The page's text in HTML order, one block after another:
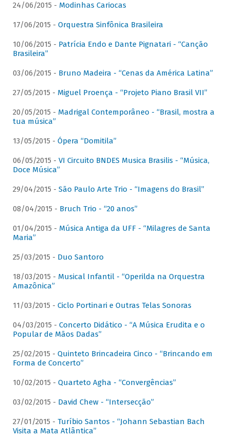
24/06/2015 - Modinhas Cariocas
17/06/2015 - Orquestra Sinfônica Brasileira
10/06/2015 - Patrícia Endo e Dante Pignatari - “Canção
Brasileira”
03/06/2015 - Bruno Madeira - “Cenas da América Latina”
27/05/2015 - Miguel Proença - “Projeto Piano Brasil VII”
20/05/2015 - Madrigal Contemporâneo - “Brasil, mostra a
tua música”
13/05/2015 - Ópera “Domitila”
06/05/2015 - VI Circuito BNDES Musica Brasilis - “Música,
Doce Música”
29/04/2015 - São Paulo Arte Trio - “Imagens do Brasil”
08/04/2015 - Bruch Trio - “20 anos”
01/04/2015 - Música Antiga da UFF - “Milagres de Santa
Maria”
25/03/2015 - Duo Santoro
18/03/2015 - Musical Infantil - “Operilda na Orquestra
Amazônica”
11/03/2015 - Ciclo Portinari e Outras Telas Sonoras
04/03/2015 - Concerto Didático - “A Música Erudita e o
Popular de Mãos Dadas”
25/02/2015 - Quinteto Brincadeira Cinco - “Brincando em
Forma de Concerto”
10/02/2015 - Quarteto Agha - “Convergências”
03/02/2015 - David Chew - “Intersecção”
27/01/2015 - Turíbio Santos - “Johann Sebastian Bach
Visita a Mata Atlântica”